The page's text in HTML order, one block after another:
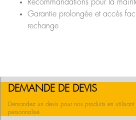
Recommandations pour la
Garantie prolongée et accès
rechange
DEMANDE DE DEVIS
Demandez un devis pour nos produits en utilisant
personnalisé